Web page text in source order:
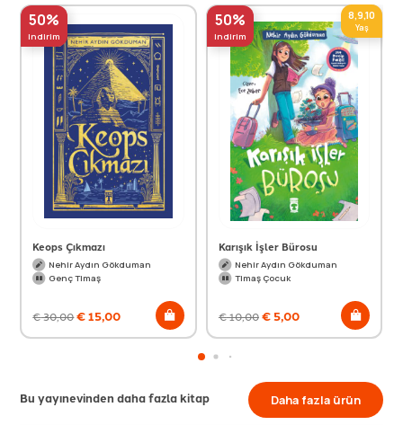
50%
indirim
Keops Çıkmazı
Nehir Aydın Gökduman
Genç Timaş
€30,00€15,00
50%
indirim
8,9,10
Yaş
Karışık İşler Bürosu
Nehir Aydın Gökduman
Timaş Çocuk
€10,00€5,00
Bu yayınevinden daha fazla kitap Daha fazla ürün